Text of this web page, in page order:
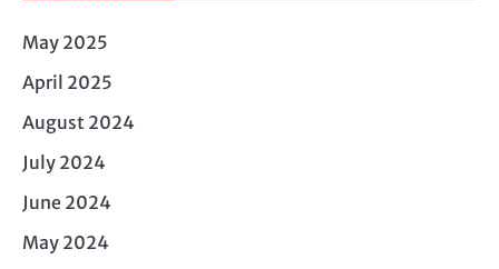
May 2025
April 2025
August 2024
July 2024
June 2024
May 2024